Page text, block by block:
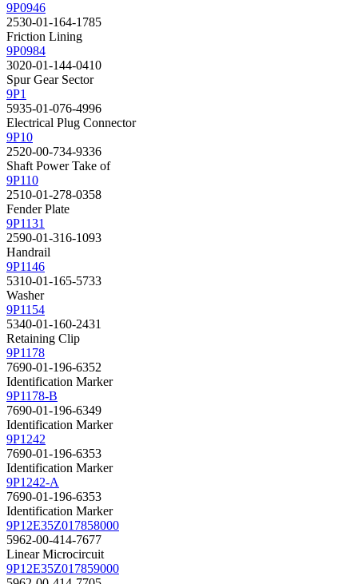
9P0946
2530-01-164-1785
Friction Lining
9P0984
3020-01-144-0410
Spur Gear Sector
9P1
5935-01-076-4996
Electrical Plug Connector
9P10
2520-00-734-9336
Shaft Power Take of
9P110
2510-01-278-0358
Fender Plate
9P1131
2590-01-316-1093
Handrail
9P1146
5310-01-165-5733
Washer
9P1154
5340-01-160-2431
Retaining Clip
9P1178
7690-01-196-6352
Identification Marker
9P1178-B
7690-01-196-6349
Identification Marker
9P1242
7690-01-196-6353
Identification Marker
9P1242-A
7690-01-196-6353
Identification Marker
9P12E35Z017858000
5962-00-414-7677
Linear Microcircuit
9P12E35Z017859000